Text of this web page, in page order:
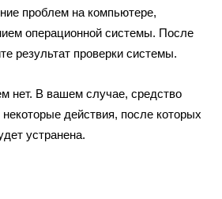
проблем на компьютере,
операционной системы. После
результат проверки системы.
нет. В вашем случае, средство
действия, после которых
устранена.